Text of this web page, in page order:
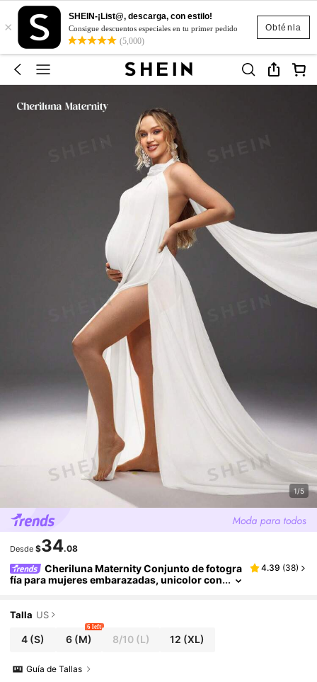
Obténla
×
SHEIN-¡List@, descarga, con estilo!
Consigue descuentos especiales en tu primer pedido
(5,000)
1/5
Desde $34.08
Cheriluna Maternity Conjunto de fotogra
fía para mujeres embarazadas, unicolor con
otos de maternidad
4.39 (38)
Talla US
4 (S) 6 (M)
6 left
8/10(L) 12 (XL)
Guía de Tallas